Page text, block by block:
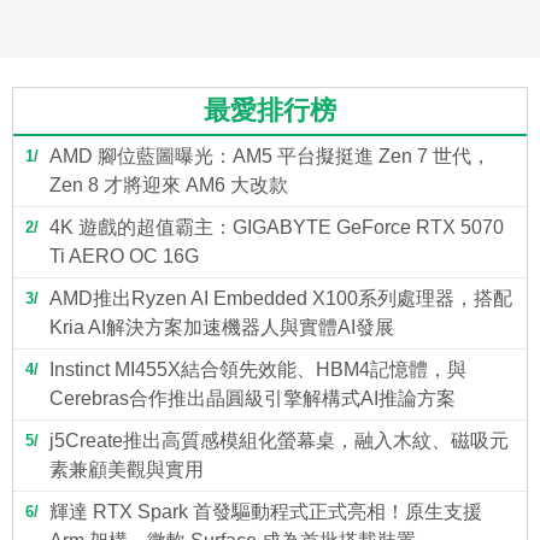
最愛排行榜
1
AMD 腳位藍圖曝光：AM5 平台擬挺進 Zen 7 世代，
Zen 8 才將迎來 AM6 大改款
2
4K 遊戲的超值霸主：GIGABYTE GeForce RTX 5070
Ti AERO OC 16G
3
AMD推出Ryzen AI Embedded X100系列處理器，搭配
Kria AI解決方案加速機器人與實體AI發展
4
Instinct MI455X結合領先效能、HBM4記憶體，與
Cerebras合作推出晶圓級引擎解構式AI推論方案
5
j5Create推出高質感模組化螢幕桌，融入木紋、磁吸元
素兼顧美觀與實用
6
輝達 RTX Spark 首發驅動程式正式亮相！原生支援